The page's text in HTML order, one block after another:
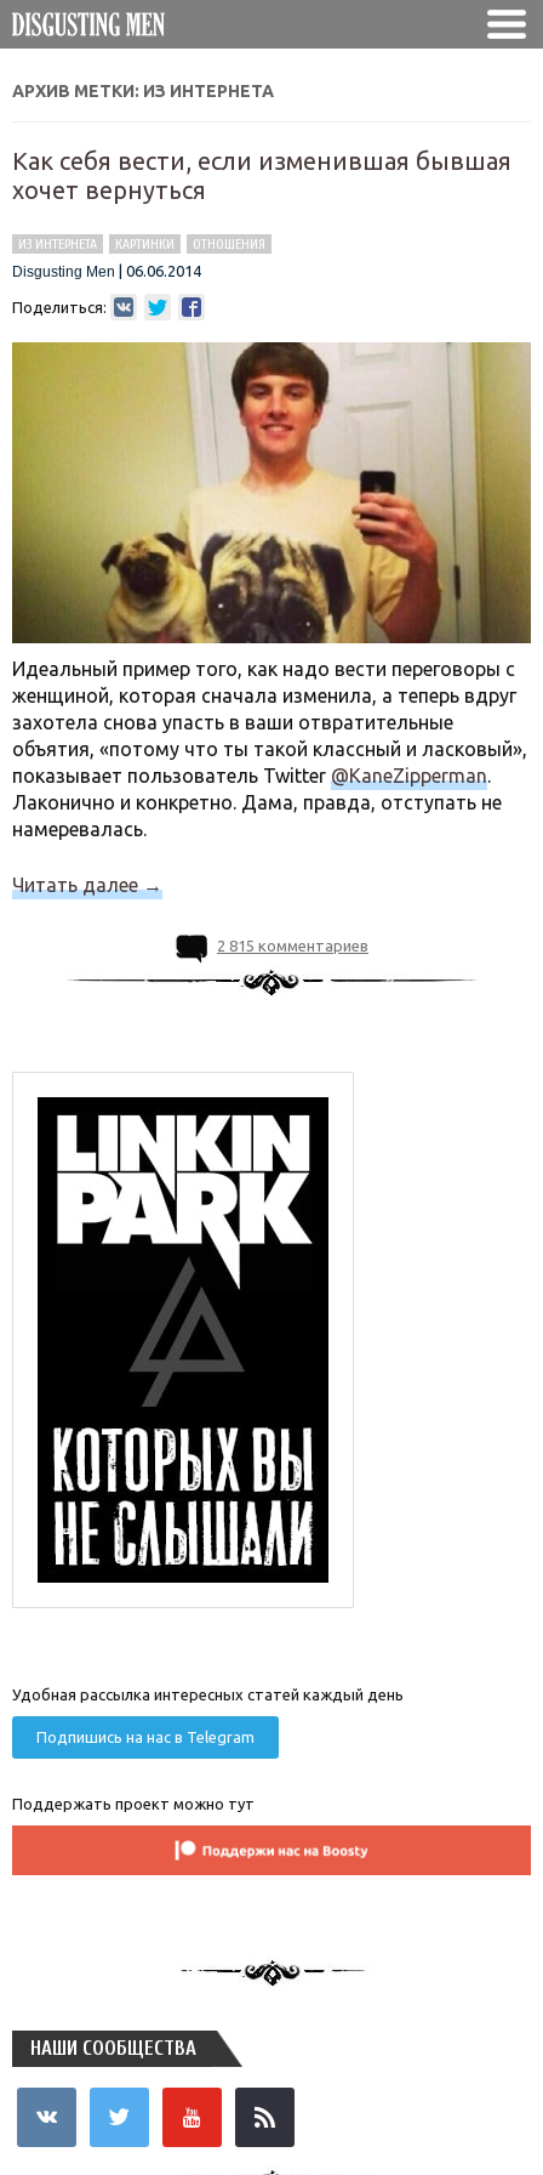
АРХИВ МЕТКИ: ИЗ ИНТЕРНЕТА
Как себя вести, если изменившая бывшая
хочет вернуться
ИЗ ИНТЕРНЕТА КАРТИНКИ
ОТНОШЕНИЯ
Disgusting Men
06.06.2014
Поделиться:
Идеальный пример того, как надо вести переговоры с
женщиной, которая сначала изменила, а теперь вдруг
захотела снова упасть в ваши отвратительные
объятия, «потому что ты такой классный и ласковый»,
показывает пользователь Twitter @KaneZipperman.
Лаконично и конкретно. Дама, правда, отступать не
намеревалась.
Читать далее→
2 815 комментариев
Удобная рассылка интересных статей каждый день
Подпишись на нас в Telegram
Поддержать проект можно тут
НАШИ СООБЩЕСТВА